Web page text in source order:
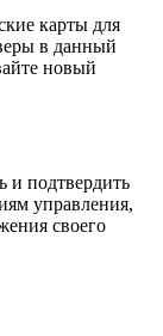
карты для
в данный
новый
и подтвердить
управления,
своего